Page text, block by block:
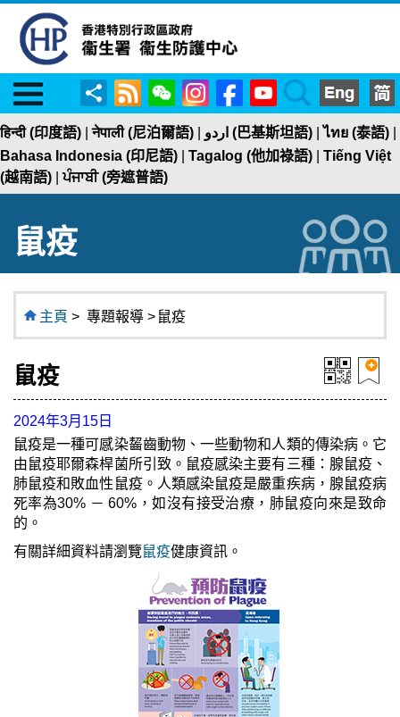
Menu
分
享
RSS WeChatInstagramFacebookYouTubeSearch
हिन्दी (印度語) |नेपाली (尼泊爾語) اردو (巴基斯坦語) |ไทย (泰語)
Bahasa Indonesia (印尼語)
Tagalog (他加祿語)
Tiếng Việt
(越南語) |ਪੰਜਾਬੀ (旁遮普語)
鼠疫
主頁 > 專題報導 > 鼠疫
鼠疫
2024年3月15日
鼠疫是一種可感染齧齒動物、一些動物和人類的傳染病。它
由鼠疫耶爾森桿菌所引致。鼠疫感染主要有三種：腺鼠疫、
肺鼠疫和敗血性鼠疫。人類感染鼠疫是嚴重疾病，腺鼠疫病
死率為30% － 60%，如沒有接受治療，肺鼠疫向來是致命
的。
有關詳細資料請瀏覽鼠疫健康資訊。